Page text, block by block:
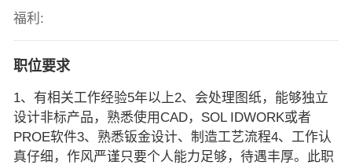
福利:
职位要求
1、有相关工作经验5年以上2、会处理图纸，能够独立
设计非标产品，熟悉使用CAD，SOL IDWORK或者
PROE软件3、熟悉钣金设计、制造工艺流程4、工作认
真仔细，作风严谨只要个人能力足够，待遇丰厚。此职